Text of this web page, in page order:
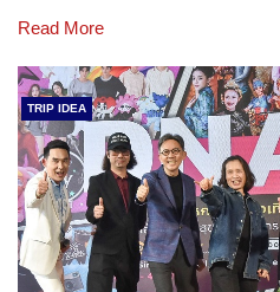
Read More
TRIP IDEA